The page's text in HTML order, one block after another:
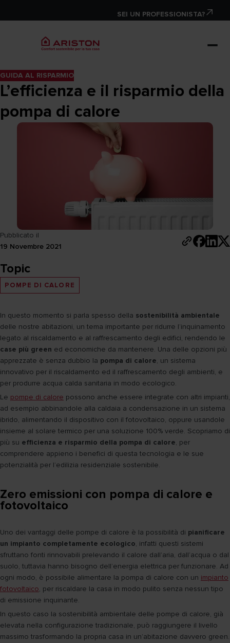
SEI UN PROFESSIONISTA?
GUIDA AL RISPARMIO
L’efficienza e il risparmio della
pompa di calore
Pubblicato il
19 Novembre 2021
Topic
POMPE DI CALORE
In questo momento si parla spesso della sostenibilità ambientale
delle nostre abitazioni, un tema importante per ridurre l’inquinamento
legato al riscaldamento e al raffrescamento degli edifici, rendendo le
case più green ed economiche da mantenere. Una delle opzioni più
apprezzate è senza dubbio la pompa di calore, un sistema
innovativo per il riscaldamento ed il raffrescamento degli ambienti, e
per produrre acqua calda sanitaria in modo ecologico.
Le pompe di calore possono anche essere integrate con altri impianti,
ad esempio abbinandole alla caldaia a condensazione in un sistema
ibrido, alimentando il dispositivo con il fotovoltaico, oppure usandole
insieme al solare termico per una soluzione 100% verde. Scopriamo di
più su efficienza e risparmio della pompa di calore, per
comprendere appieno i benefici di questa tecnologia e le sue
potenzialità per l’edilizia residenziale sostenibile.
Zero emissioni con pompa di calore e
fotovoltaico
Uno dei vantaggi delle pompe di calore è la possibilità di pianificare
un impianto completamente ecologico, infatti questi sistemi
sfruttano fonti rinnovabili prelevando il calore dall’aria, dall’acqua o dal
suolo, tuttavia hanno bisogno dell’energia elettrica per funzionare. Ad
ogni modo, è possibile alimentare la pompa di calore con un impianto
fotovoltaico, per riscaldare la casa in modo pulito senza nessun tipo
di emissione inquinante.
In questo caso la sostenibilità ambientale delle pompe di calore, già
elevata nella configurazione tradizionale, può raggiungere il livello
massimo trasformando la propria casa in un’abitazione davvero green.